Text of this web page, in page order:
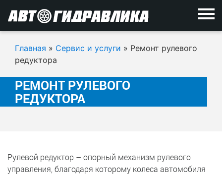
Главная » Сервис и услуги » Ремонт рулевого
редуктора
РЕМОНТ РУЛЕВОГО
РЕДУКТОРА
Рулевой редуктор – опорный механизм рулевого
управления, благодаря которому колеса автомобиля